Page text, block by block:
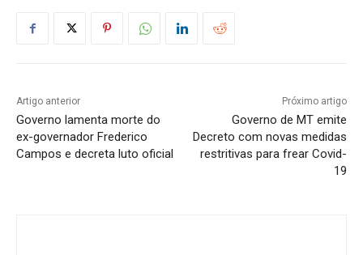
Artigo anterior
Governo lamenta morte do
ex-governador Frederico
Campos e decreta luto oficial
Próximo artigo
Governo de MT emite
Decreto com novas medidas
restritivas para frear Covid-
19